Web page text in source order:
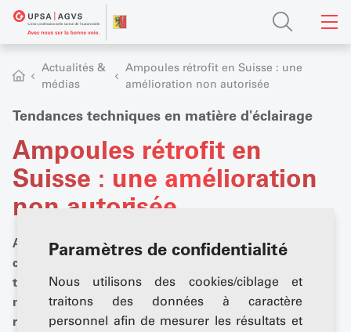
Paramètres de confidentialité
Nous utilisons des cookies/ciblage et
traitons des données à caractère
personnel afin de mesurer les résultats et
Actualités &
médias
Ampoules rétrofit en Suisse : une
amélioration non autorisée
Tendances techniques en matière d'éclairage
Ampoules rétrofit en
Suisse : une amélioration
non autorisée
Améliorer la sécurité routière tout en réduisant la
consommation d'énergie et les émissions de CO2 du
trafic routier : les ampoules rétrofit promettent un
meilleur éclairage et une consommation d'énergie
réduite grâce à la technologie LED, mais elles ne sont